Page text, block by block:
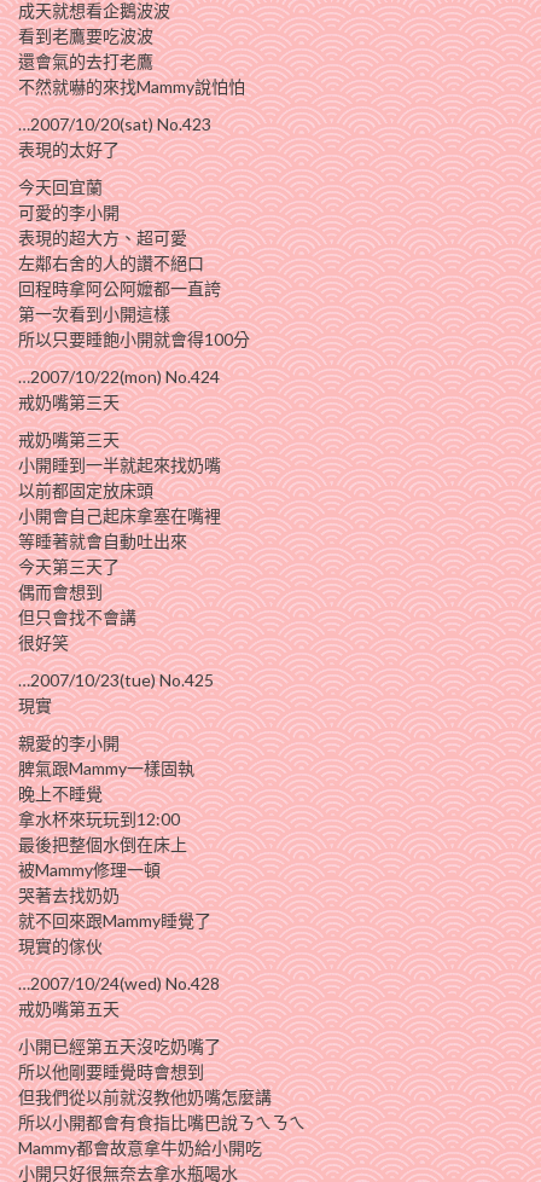
成天就想看企鵝波波
看到老鷹要吃波波
還會氣的去打老鷹
不然就嚇的來找Mammy說怕怕
…2007/10/20(sat) No.423
表現的太好了
今天回宜蘭
可愛的李小開
表現的超大方、超可愛
左鄰右舍的人的讚不絕口
回程時拿阿公阿嬤都一直誇
第一次看到小開這樣
所以只要睡飽小開就會得100分
…2007/10/22(mon) No.424
戒奶嘴第三天
戒奶嘴第三天
小開睡到一半就起來找奶嘴
以前都固定放床頭
小開會自己起床拿塞在嘴裡
等睡著就會自動吐出來
今天第三天了
偶而會想到
但只會找不會講
很好笑
…2007/10/23(tue) No.425
現實
親愛的李小開
脾氣跟Mammy一樣固執
晚上不睡覺
拿水杯來玩玩到12:00
最後把整個水倒在床上
被Mammy修理一頓
哭著去找奶奶
就不回來跟Mammy睡覺了
現實的傢伙
…2007/10/24(wed) No.428
戒奶嘴第五天
小開已經第五天沒吃奶嘴了
所以他剛要睡覺時會想到
但我們從以前就沒教他奶嘴怎麼講
所以小開都會有食指比嘴巴說ㄋㄟㄋㄟ
Mammy都會故意拿牛奶給小開吃
小開只好很無奈去拿水瓶喝水